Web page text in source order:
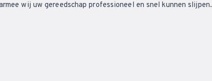
wij uw gereedschap professioneel en snel kunnen slijpen.